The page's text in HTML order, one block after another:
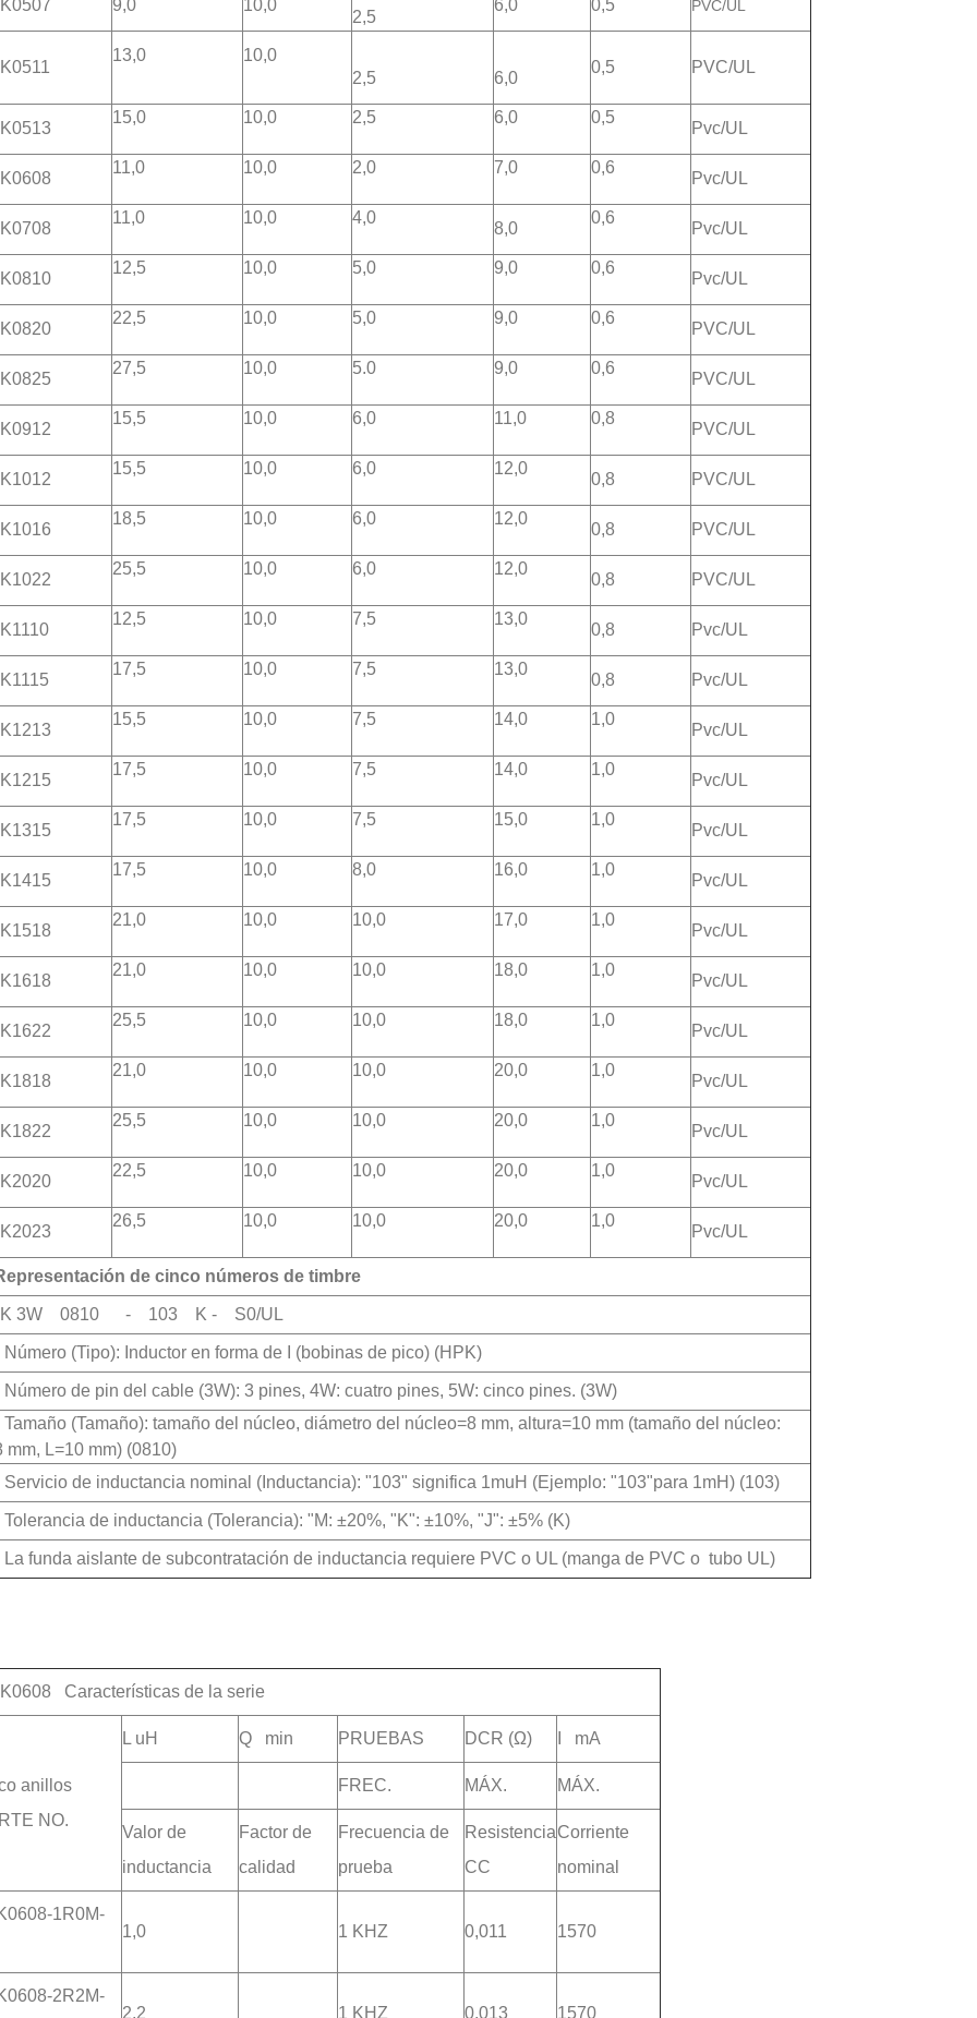
9,0 10,0
2,5
6,0 0,5 PVC/UL
13,0
10,0
2,5
6,0
0,5 PVC/UL
15,0 10,0 2,5 6,0 0,5
Pvc/UL
11,0 10,0 2,0 7,0 0,6
Pvc/UL
11,0 10,0 4,0
8,0
0,6
Pvc/UL
12,5 10,0 5,0 9,0 0,6
Pvc/UL
22,5 10,0 5,0 9,0 0,6
PVC/UL
27,5 10,0 5.0 9,0 0,6
PVC/UL
15,5 10,0 6,0 11,0 0,8
PVC/UL
15,5 10,0 6,0 12,0
0,8 PVC/UL
18,5 10,0 6,0 12,0
0,8 PVC/UL
25,5 10,0 6,0 12,0
0,8 PVC/UL
12,5 10,0 7,5 13,0
0,8 Pvc/UL
17,5 10,0 7,5 13,0
0,8 Pvc/UL
15,5 10,0 7,5 14,0 1,0
Pvc/UL
17,5 10,0 7,5 14,0 1,0
Pvc/UL
17,5 10,0 7,5 15,0 1,0
Pvc/UL
17,5 10,0 8,0 16,0 1,0
Pvc/UL
21,0 10,0 10,0 17,0 1,0
Pvc/UL
21,0 10,0 10,0 18,0 1,0
Pvc/UL
25,5 10,0 10,0 18,0 1,0
Pvc/UL
21,0 10,0 10,0 20,0 1,0
Pvc/UL
25,5 10,0 10,0 20,0 1,0
Pvc/UL
22,5 10,0 10,0 20,0 1,0
Pvc/UL
26,5 10,0 10,0 20,0 1,0
Pvc/UL
de cinco números de timbre
3W 0810 - 103 K - S0/UL
Número (Tipo): Inductor en forma de I (bobinas de pico) (HPK)
Número de pin del cable (3W): ​​3 pines, 4W: cuatro pines, 5W: cinco pines. (3W)
Tamaño (Tamaño): tamaño del núcleo, diámetro del núcleo=8 mm, altura=10 mm (tamaño del núcleo:
mm, L=10 mm) (0810)
Servicio de inductancia nominal (Inductancia): "103" significa 1muH (Ejemplo: "103"para 1mH) (103)
Tolerancia de inductancia (Tolerancia): "M: ±20%, "K": ±10%, "J": ±5% (K)
La funda aislante de subcontratación de inductancia requiere PVC o UL (manga de PVC o tubo UL)
Características de la serie
anillos
NO.
L uH Q min PRUEBAS DCR (Ω) I mA
FREC. MÁX. MÁX.
Valor de
inductancia
Factor de
calidad
Frecuencia de
prueba
Resistencia
CC
Corriente
nominal
1R0M-
1,0 1 KHZ 0,011 1570
2R2M-
2,2
1 KHZ 0,013 1570